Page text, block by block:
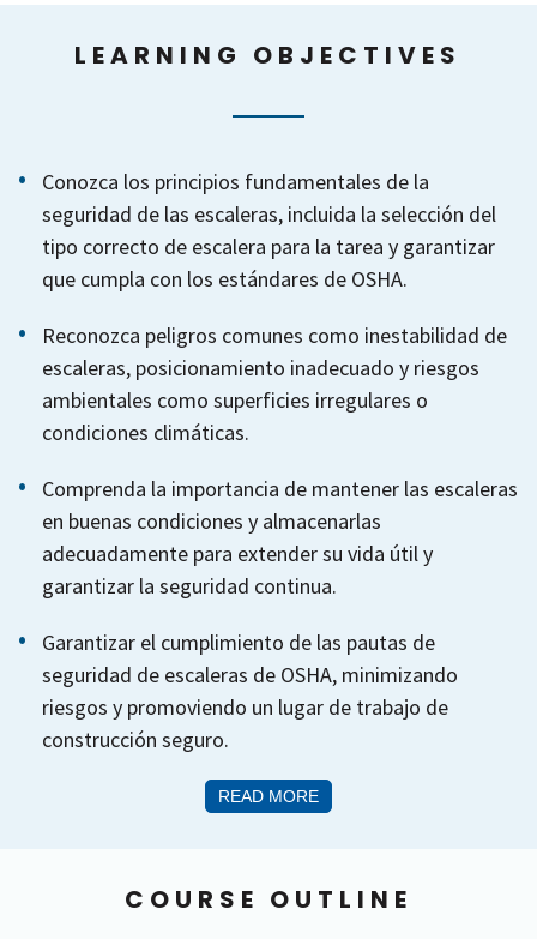
LEARNING OBJECTIVES
Conozca los principios fundamentales de la
seguridad de las escaleras, incluida la selección del
tipo correcto de escalera para la tarea y garantizar
que cumpla con los estándares de OSHA.
Reconozca peligros comunes como inestabilidad de
escaleras, posicionamiento inadecuado y riesgos
ambientales como superficies irregulares o
condiciones climáticas.
Comprenda la importancia de mantener las escaleras
en buenas condiciones y almacenarlas
adecuadamente para extender su vida útil y
garantizar la seguridad continua.
Garantizar el cumplimiento de las pautas de
seguridad de escaleras de OSHA, minimizando
riesgos y promoviendo un lugar de trabajo de
construcción seguro.
READ MORE
COURSE OUTLINE